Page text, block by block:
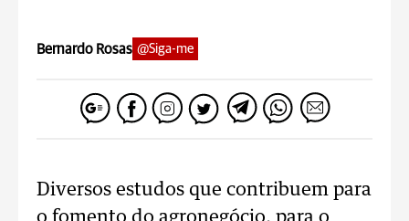
Bernardo Rosas @Siga-me
Diversos estudos que contribuem para
o fomento do agronegócio, para o